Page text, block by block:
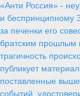
«Анти Россия» -
и беспринципному
за печенки его
братским прошлым
трагичность
публикует
поставленные
событий,